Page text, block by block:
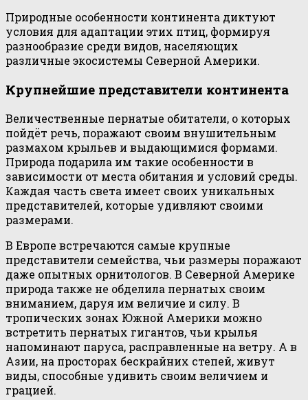
Природные особенности континента диктуют
условия для адаптации этих птиц, формируя
разнообразие среди видов, населяющих
различные экосистемы Северной Америки.
Крупнейшие представители континента
Величественные пернатые обитатели, о которых
пойдёт речь, поражают своим внушительным
размахом крыльев и выдающимися формами.
Природа подарила им такие особенности в
зависимости от места обитания и условий среды.
Каждая часть света имеет своих уникальных
представителей, которые удивляют своими
размерами.
В Европе встречаются самые крупные
представители семейства, чьи размеры поражают
даже опытных орнитологов. В Северной Америке
природа также не обделила пернатых своим
вниманием, даруя им величие и силу. В
тропических зонах Южной Америки можно
встретить пернатых гигантов, чьи крылья
напоминают паруса, расправленные на ветру. А в
Азии, на просторах бескрайних степей, живут
виды, способные удивить своим величием и
грацией.